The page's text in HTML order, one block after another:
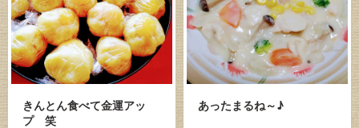
きんとん食べて金運アッ
プ 笑
あったまるね～♪